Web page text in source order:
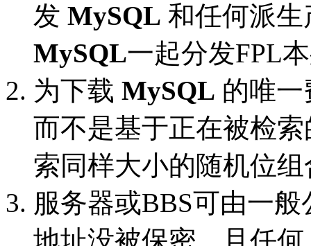
发 MySQL 和任何派
MySQL一起分发FPL
为下载 MySQL 的唯
而不是基于正在被检
索同样大小的随机位
服务器或BBS可由一